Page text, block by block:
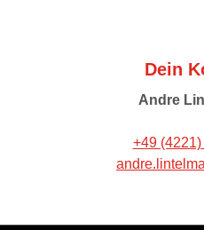
Dein
Andre
+49